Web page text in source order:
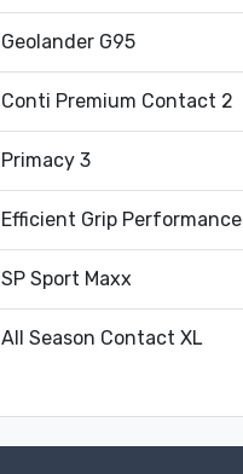
Geolander G95
Conti Premium Contact 2
Primacy 3
Efficient Grip Performance
SP Sport Maxx
All Season Contact XL